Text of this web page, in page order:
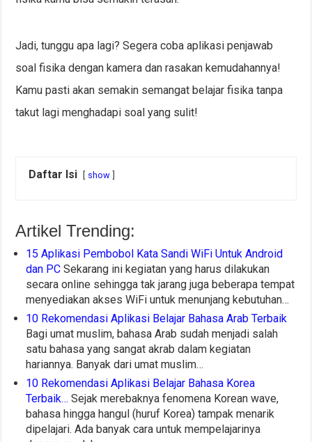
Jadi, tunggu apa lagi? Segera coba aplikasi penjawab
soal fisika dengan kamera dan rasakan kemudahannya!
Kamu pasti akan semakin semangat belajar fisika tanpa
takut lagi menghadapi soal yang sulit!
Daftar Isi show
Artikel Trending:
15 Aplikasi Pembobol Kata Sandi WiFi Untuk Android
dan PC Sekarang ini kegiatan yang harus dilakukan
secara online sehingga tak jarang juga beberapa tempat
menyediakan akses WiFi untuk menunjang kebutuhan…
10 Rekomendasi Aplikasi Belajar Bahasa Arab Terbaik
Bagi umat muslim, bahasa Arab sudah menjadi salah
satu bahasa yang sangat akrab dalam kegiatan
hariannya. Banyak dari umat muslim…
10 Rekomendasi Aplikasi Belajar Bahasa Korea
Terbaik… Sejak merebaknya fenomena Korean wave,
bahasa hingga hangul (huruf Korea) tampak menarik
dipelajari. Ada banyak cara untuk mempelajarinya